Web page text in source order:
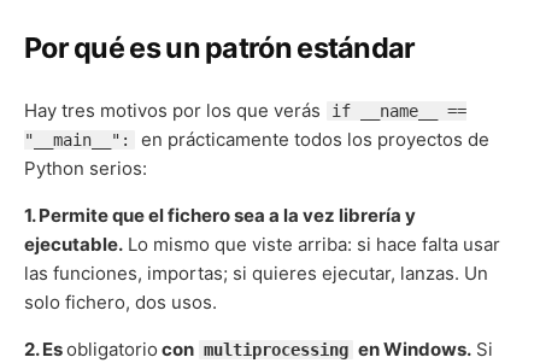
Por qué es un patrón estándar
Hay tres motivos por los que verás
if __name__ ==
"__main__":
en prácticamente todos los proyectos de
Python serios:
1. Permite que el fichero sea a la vez librería y
ejecutable. Lo mismo que viste arriba: si hace falta usar
las funciones, importas; si quieres ejecutar, lanzas. Un
solo fichero, dos usos.
2. Esobligatorio con multiprocessing en Windows. Si